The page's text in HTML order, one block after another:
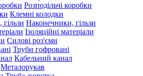
Розподільчі коробки
Клемні колодки
Наконечники, гільзи
Ізоляційні матеріали
Силові роз'єми
Труби гофровані
Кабельний канал
Металорукав